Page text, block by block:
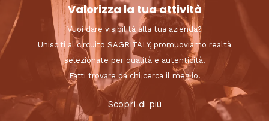
Valorizza la tua attività
Vuoi dare visibilità alla tua azienda?
Unisciti al circuito SAGRITALY, promuoviamo realtà
selezionate per qualità e autenticità.
Fatti trovare da chi cerca il meglio!
Scopri di più